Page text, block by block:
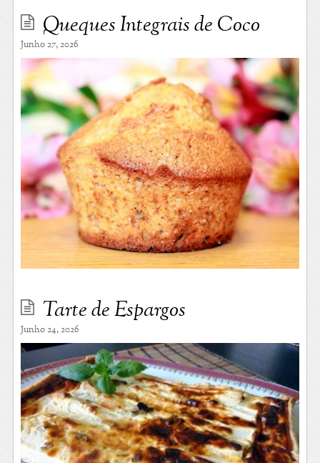
Queques Integrais de Coco
Junho 27, 2026
Tarte de Espargos
Junho 24, 2026